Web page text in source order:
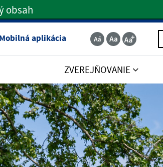
menu
obsah
Mobilná aplikácia
ZVEREJŇOVANIE